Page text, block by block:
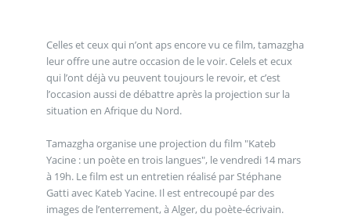
Celles et ceux qui n’ont aps encore vu ce film, tamazgha
leur offre une autre occasion de le voir. Celels et ecux
qui l’ont déjà vu peuvent toujours le revoir, et c’est
l’occasion aussi de débattre après la projection sur la
situation en Afrique du Nord.
Tamazgha organise une projection du film "Kateb
Yacine : un poète en trois langues", le vendredi 14 mars
à 19h. Le film est un entretien réalisé par Stéphane
Gatti avec Kateb Yacine. Il est entrecoupé par des
images de l’enterrement, à Alger, du poète-écrivain.